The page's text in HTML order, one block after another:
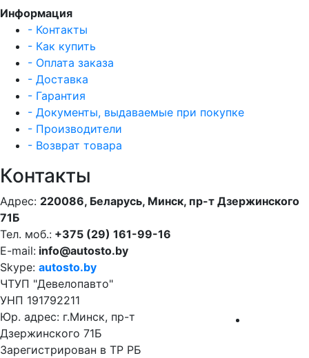
Информация
- Контакты
- Как купить
- Оплата заказа
- Доставка
- Гарантия
- Документы, выдаваемые при покупке
- Производители
- Возврат товара
Контакты
Адрес: 220086, Беларусь, Минск, пр-т Дзержинского
71Б
Тел. моб.: +375 (29) 161-99-16
E-mail: info@autosto.by
Skype: autosto.by
ЧТУП "Девелопавто"
УНП 191792211
Юр. адрес: г.Минск, пр-т
Дзержинского 71Б
Зарегистрирован в ТР РБ